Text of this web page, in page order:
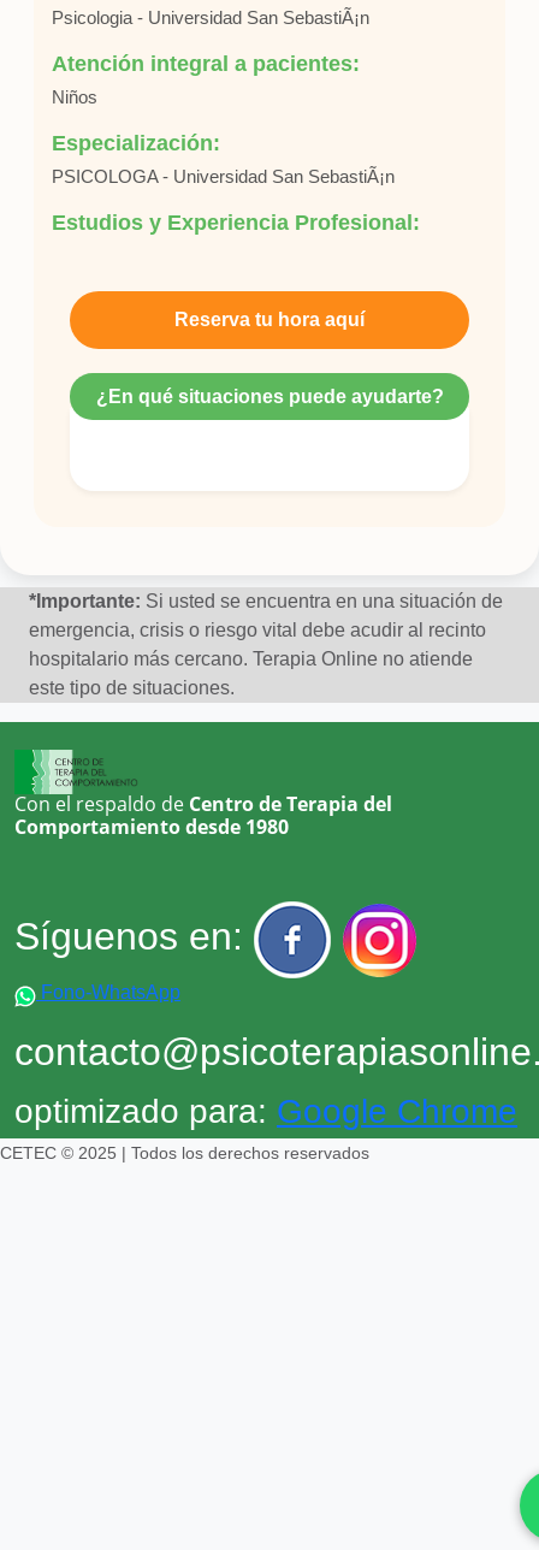
Psicologia - Universidad San SebastiÃ¡n
Atención integral a pacientes:
Niños
Especialización:
PSICOLOGA - Universidad San SebastiÃ¡n
Estudios y Experiencia Profesional:
Reserva tu hora aquí
¿En qué situaciones puede ayudarte?
*Importante: Si usted se encuentra en una situación de
emergencia, crisis o riesgo vital debe acudir al recinto
hospitalario más cercano. Terapia Online no atiende
este tipo de situaciones.
Con el respaldo de Centro de Terapia del
Comportamiento desde 1980
Síguenos en:
Fono-WhatsApp
optimizado para: Google Chrome
CETEC © 2025 | Todos los derechos reservados